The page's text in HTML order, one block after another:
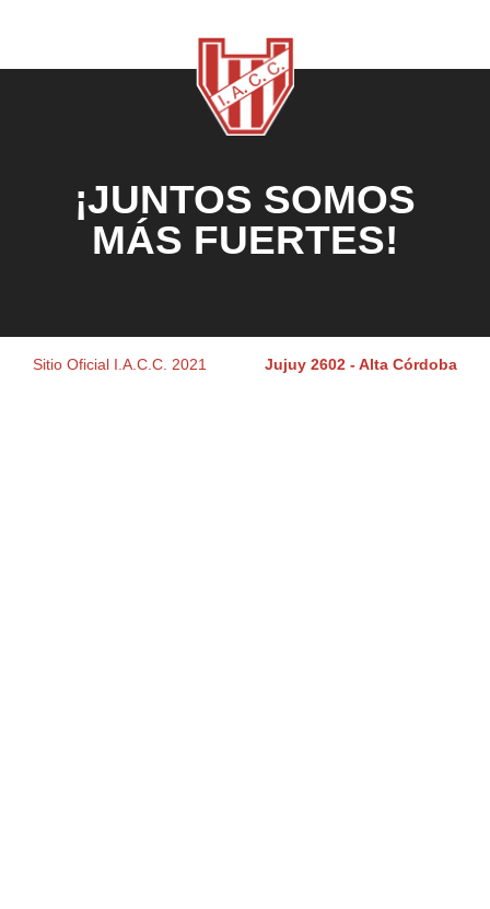
¡JUNTOS SOMOS
MÁS FUERTES!
Sitio Oficial I.A.C.C. 2021 Jujuy 2602 - Alta Córdoba